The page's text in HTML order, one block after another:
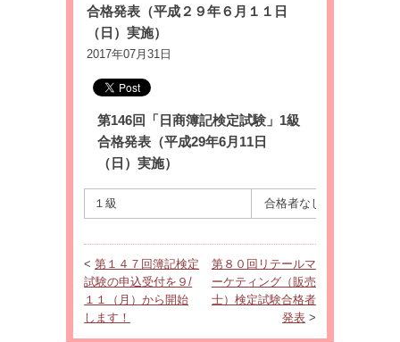
合格発表（平成２９年６月１１日
（日）実施）
2017年07月31日
第146回「日商簿記検定試験」1級
合格発表（平成29年6月11日
（日）実施）
１級 合格者なし
<第１４７回簿記検定
試験の申込受付を９/
１１（月）から開始
します！
第８０回リテールマ
ーケティング（販売
士）検定試験合格者
発表>